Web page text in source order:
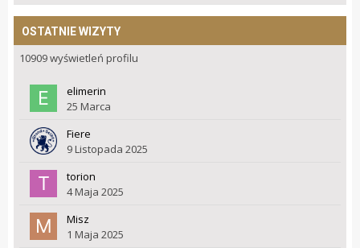
OSTATNIE WIZYTY
10909 wyświetleń profilu
elimerin
25 Marca
Fiere
9 Listopada 2025
torion
4 Maja 2025
Misz
1 Maja 2025